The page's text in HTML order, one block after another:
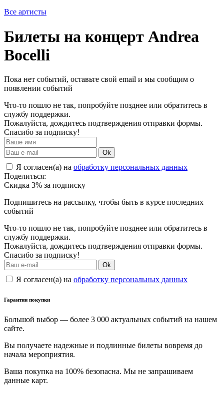
Все артисты
Билеты на концерт Andrea
Bocelli
Пока нет событий, оставьте свой email и мы сообщим о
появлении событий
Что-то пошло не так, попробуйте позднее или обратитесь в
службу поддержки.
Пожалуйста, дождитесь подтверждения отправки формы.
Спасибо за подписку!
Ok
Я согласен(а) на обработку персональных данных
Поделиться:
Скидка 3% за подписку
Подпишитесь на рассылку, чтобы быть в курсе последних
событий
Что-то пошло не так, попробуйте позднее или обратитесь в
службу поддержки.
Пожалуйста, дождитесь подтверждения отправки формы.
Спасибо за подписку!
Ok
Я согласен(а) на обработку персональных данных
Гарантии покупки
Большой выбор — более 3 000 актуальных событий на нашем
сайте.
Вы получаете надежные и подлинные билеты вовремя до
начала мероприятия.
Ваша покупка на 100% безопасна. Мы не запрашиваем
данные карт.